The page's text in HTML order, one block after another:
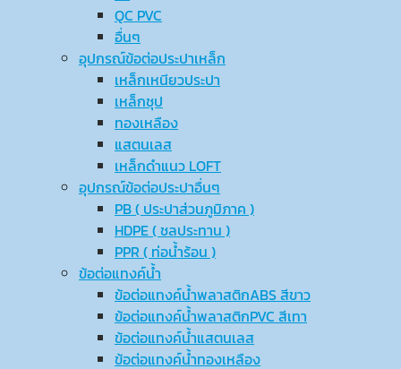
QC PVC
อื่นๆ
อุปกรณ์ข้อต่อประปาเหล็ก
เหล็กเหนียวประปา
เหล็กชุป
ทองเหลือง
แสตนเลส
เหล็กดำแนว LOFT
อุปกรณ์ข้อต่อประปาอื่นๆ
PB ( ประปาส่วนภูมิภาค )
HDPE ( ชลประทาน )
PPR ( ท่อน้ำร้อน )
ข้อต่อแทงค์น้ำ
ข้อต่อแทงค์น้ำพลาสติกABS สีขาว
ข้อต่อแทงค์น้ำพลาสติกPVC สีเทา
ข้อต่อแทงค์น้ำแสตนเลส
ข้อต่อแทงค์น้ำทองเหลือง